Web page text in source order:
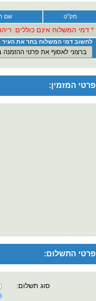
מק"ט שם
* דמי המשלוח אינם כוללים:
לחשוב דמי המשלוח בחר את העיר
פרטי המזמין:
פרטי התשלום:
סוג תשלום: